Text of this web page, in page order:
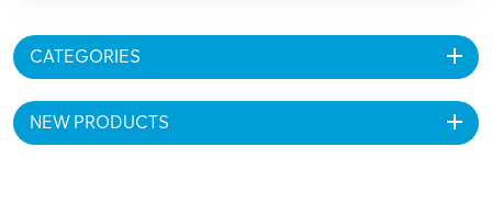
CATEGORIES
NEW PRODUCTS